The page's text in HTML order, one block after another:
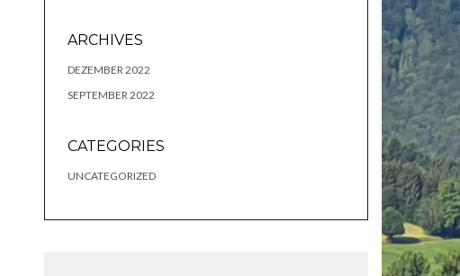
ARCHIVES
DEZEMBER 2022
SEPTEMBER 2022
CATEGORIES
UNCATEGORIZED